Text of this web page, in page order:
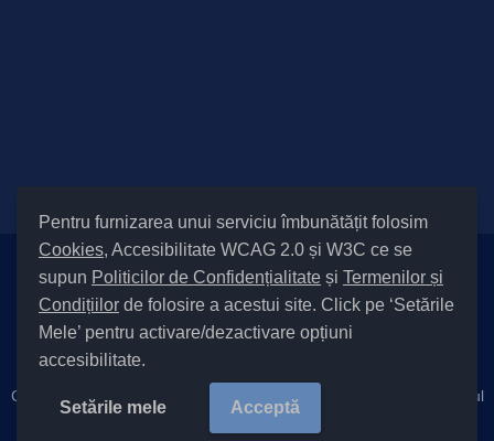
Pentru furnizarea unui serviciu îmbunătățit folosim
Cookies, Accesibilitate WCAG 2.0 și W3C ce se
supun Politicilor de Confidențialitate și Termenilor și
Condițiilor de folosire a acestui site. Click pe ‘Setările
Mele’ pentru activare/dezactivare opțiuni
accesibilitate.
Setările mele Acceptă
Setări Cookies și Accesibilitate
Informare cu privire la prelucrarea datelor|Politică de utilizare
| Termeni și condiții de utilizare a site-ului
Cod Județ 4 / Județul Bacău / Tipul UAT – 14 – C – Comună / Codul
SIRUTA al Unității Administrativ-Teritoriale 21855 / Cleja